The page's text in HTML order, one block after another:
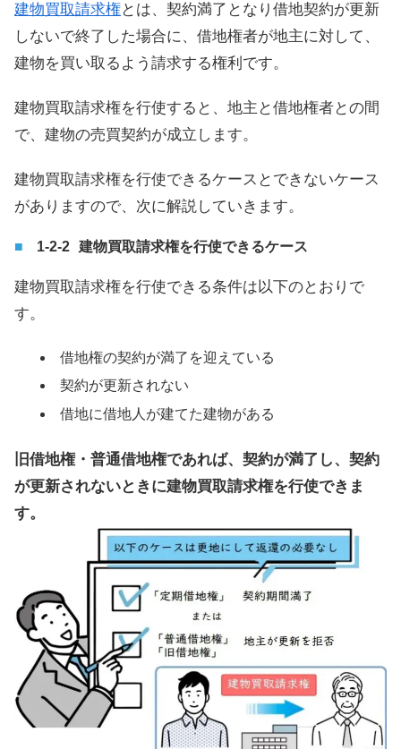
建物買取請求権とは、契約満了となり借地契約が更新
しないで終了した場合に、借地権者が地主に対して、
建物を買い取るよう請求する権利です。
建物買取請求権を行使すると、地主と借地権者との間
で、建物の売買契約が成立します。
建物買取請求権を行使できるケースとできないケース
がありますので、次に解説していきます。
建物買取請求権を行使できるケース
建物買取請求権を行使できる条件は以下のとおりで
す。
借地権の契約が満了を迎えている
契約が更新されない
借地に借地人が建てた建物がある
旧借地権・普通借地権であれば、契約が満了し、契約
が更新されないときに建物買取請求権を行使できま
す。